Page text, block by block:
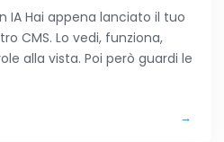
Hai appena lanciato il tuo
CMS. Lo vedi, funziona,
alla vista. Poi però guardi le
→